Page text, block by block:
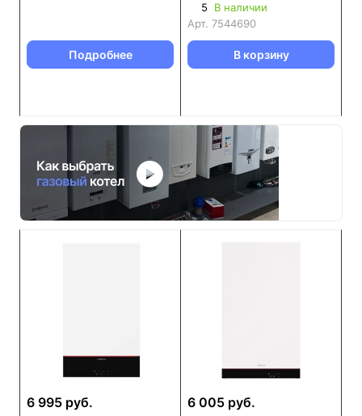
Подробнее
5
В наличии
Арт. 7544690
В корзину
6 995 руб. 6 005 руб.